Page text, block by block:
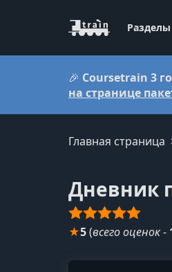
Разделы
🎉 Coursetrain 3
на странице
Главная страница
Дневник
★5(всего оценок-